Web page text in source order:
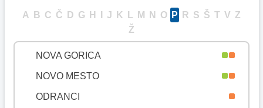
A B C Č D G H J K L M N O P R S Š T V Z
Ž
NAKLO
NOVA GORICA
NOVO MESTO
ODRANCI